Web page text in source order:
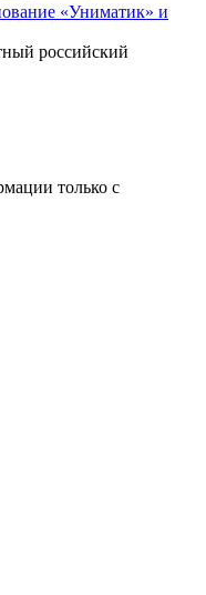
«Униматик» и
российский
только с